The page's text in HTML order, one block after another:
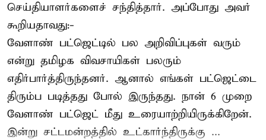
செய்தியாளர்களைச் சந்தித்தார். அப்போது அவர்
கூறியதாவது:-
வேளாண் பட்ஜெட்டில் பல அறிவிப்புகள் வரும்
என்று தமிழக விவசாயிகள் பலரும்
எதிர்பார்த்திருந்தனர். ஆனால் எங்கள் பட்ஜெட்டை
திரும்ப படித்தது போல் இருந்தது. நான் 6 முறை
வேளாண் பட்ஜெட் மீது உரையாற்றியிருக்கிறேன்.
இன்று சட்டமன்றத்தில் உட்கார்ந்திருக்கு ...